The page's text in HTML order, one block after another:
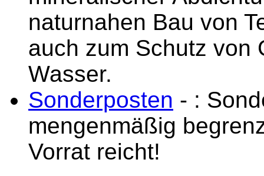
naturnahen Bau von
auch zum Schutz von
Wasser.
Sonderposten - :
mengenmäßig
Vorrat reicht!